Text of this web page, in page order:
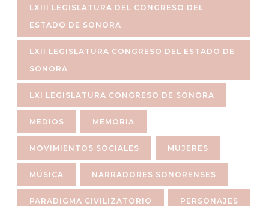
LXIII LEGISLATURA DEL CONGRESO DEL
ESTADO DE SONORA
LXII LEGISLATURA CONGRESO DEL ESTADO DE
SONORA
LXI LEGISLATURA CONGRESO DE SONORA
MEDIOS MEMORIA
MOVIMIENTOS SOCIALES MUJERES
MÚSICA NARRADORES SONORENSES
PARADIGMA CIVILIZATORIO PERSONAJES